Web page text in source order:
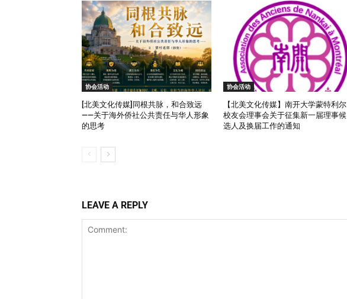
协会活动
[北美文化传媒]同根共脉，和合致远
——关于海外侨社公共责任与华人形象
的思考
协会活动
【北美文化传媒】南开大学蒙特利尔
校友会理事会关于征集新一届理事候
选人及换届工作的通知
LEAVE A REPLY